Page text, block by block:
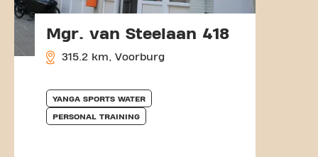
Mgr. van Steelaan 418
315.2 km, Voorburg
YANGA SPORTS WATER
PERSONAL TRAINING